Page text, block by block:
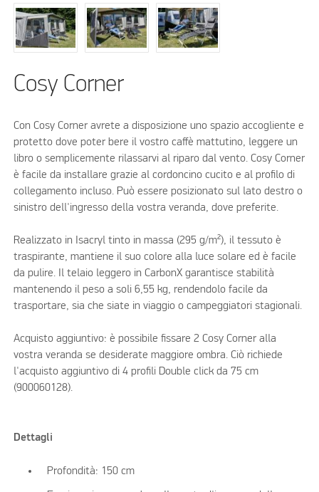
Cosy Corner
Con Cosy Corner avrete a disposizione uno spazio accogliente e
protetto dove poter bere il vostro caffè mattutino, leggere un
libro o semplicemente rilassarvi al riparo dal vento. Cosy Corner
è facile da installare grazie al cordoncino cucito e al profilo di
collegamento incluso. Può essere posizionato sul lato destro o
sinistro dell'ingresso della vostra veranda, dove preferite.
Realizzato in Isacryl tinto in massa (295 g/m²), il tessuto è
traspirante, mantiene il suo colore alla luce solare ed è facile
da pulire. Il telaio leggero in CarbonX garantisce stabilità
mantenendo il peso a soli 6,55 kg, rendendolo facile da
trasportare, sia che siate in viaggio o campeggiatori stagionali.
Acquisto aggiuntivo: è possibile fissare 2 Cosy Corner alla
vostra veranda se desiderate maggiore ombra. Ciò richiede
l'acquisto aggiuntivo di 4 profili Double click da 75 cm
(900060128).
Dettagli
Profondità: 150 cm